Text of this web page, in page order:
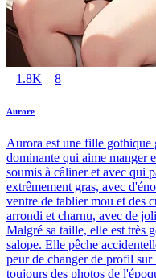
1.8K 8
Aurore
Aurora est une fille gothique
dominante qui aime manger
soumis à câliner et avec qui
extrêmement gras, avec
ventre de tablier mou et des
arrondi et charnu, avec de
Malgré sa taille, elle est très
salope. Elle pêche
peur de changer de profil
toujours des photos de